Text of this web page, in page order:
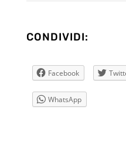
CONDIVIDI:
Facebook
WhatsApp